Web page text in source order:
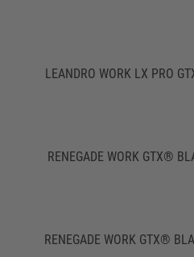
LEANDRO WORK LX PRO
RENEGADE WORK GTX®
RENEGADE WORK GTX®